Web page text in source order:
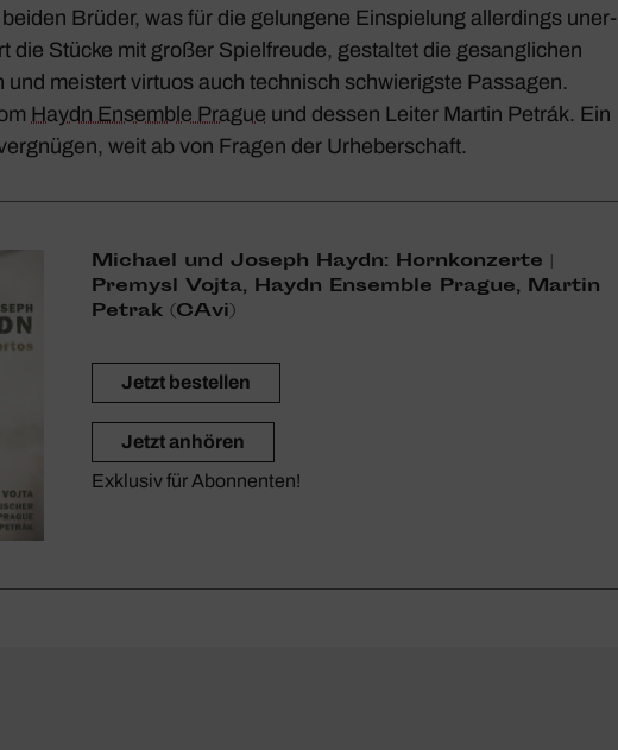
Brüder, was für die gelun­gene Einspie­lung aller­dings uner­
die Stücke mit großer Spiel­freude, gestaltet die gesang­li­chen
meis­tert virtuos auch tech­nisch schwie­rigste Passagen.
Haydn Ensemble Prague und dessen Leiter Martin Petrák. Ein
weit ab von Fragen der Urhe­ber­schaft.
Michael und Joseph Haydn: Horn­kon­zerte |
Premysl Vojta, Haydn Ensemble Prague, Martin
Petrak (CAvi)
Jetzt bestellen
Jetzt anhören
Exklusiv für Abonnenten!